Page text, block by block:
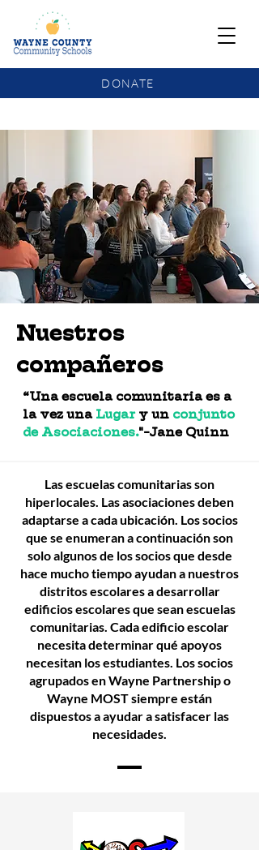
DONATE
Nuestros
compañeros
“Una escuela comunitaria es a
la vez unaLugary un conjunto
de Asociaciones."-Jane Quinn
Las escuelas comunitarias son
hiperlocales. Las asociaciones deben
adaptarse a cada ubicación. Los socios
que se enumeran a continuación son
solo algunos de los socios que desde
hace mucho tiempo ayudan a nuestros
distritos escolares a desarrollar
edificios escolares que sean escuelas
comunitarias. Cada edificio escolar
necesita determinar qué apoyos
necesitan los estudiantes. Los socios
agrupados en Wayne Partnership o
Wayne MOST siempre están
dispuestos a ayudar a satisfacer las
necesidades.